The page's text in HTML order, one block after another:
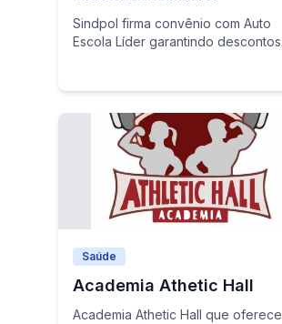
Sindpol firma convênio com Auto
Escola Líder garantindo descontos
Saúde
Academia Athetic Hall
Academia Athetic Hall que oferece